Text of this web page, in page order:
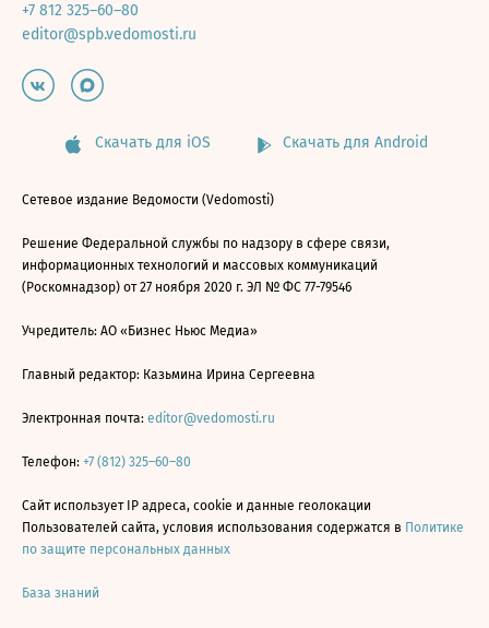
+7 812 325–60–80
editor@spb.vedomosti.ru
Скачать для iOS Скачать для Android
Сетевое издание Ведомости (Vedomosti)
Решение Федеральной службы по надзору в сфере связи,
информационных технологий и массовых коммуникаций
(Роскомнадзор) от 27 ноября 2020 г. ЭЛ № ФС 77-79546
Учредитель: АО «Бизнес Ньюс Медиа»
Главный редактор: Казьмина Ирина Сергеевна
Электронная почта: editor@vedomosti.ru
Телефон: +7 (812) 325–60–80
Сайт использует IP адреса, cookie и данные геолокации
Пользователей сайта, условия использования содержатся в Политике
по защите персональных данных
База знаний